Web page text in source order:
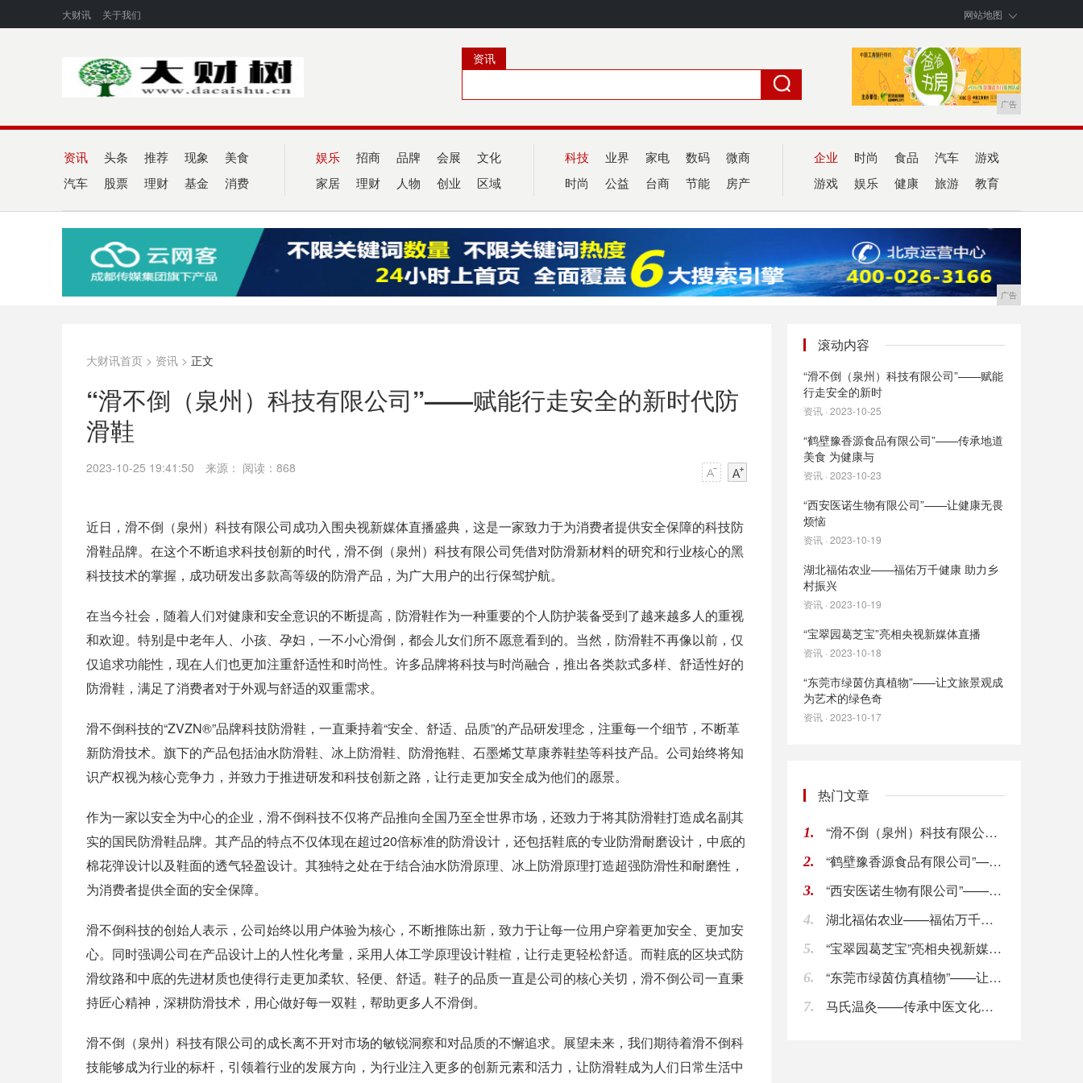
大财讯 关于我们 网站地图
资讯
广告
资讯 头条 推荐 现象 美食
汽车 股票 理财 基金 消费
娱乐 招商 品牌 会展 文化
家居 理财 人物 创业 区域
科技 业界 家电 数码 微商
时尚 公益 台商 节能 房产
企业 时尚 食品 汽车 游戏
游戏 娱乐 健康 旅游 教育
广告
大财讯首页 > 资讯 > 正文
“滑不倒（泉州）科技有限公司”——赋能行走安全的新时代防
滑鞋
2023-10-25 19:41:50 来源： 阅读：868
近日，滑不倒（泉州）科技有限公司成功入围央视新媒体直播盛典，这是一家致力于为消费者提供安全保障的科技防
滑鞋品牌。在这个不断追求科技创新的时代，滑不倒（泉州）科技有限公司凭借对防滑新材料的研究和行业核心的黑
科技技术的掌握，成功研发出多款高等级的防滑产品，为广大用户的出行保驾护航。
在当今社会，随着人们对健康和安全意识的不断提高，防滑鞋作为一种重要的个人防护装备受到了越来越多人的重视
和欢迎。特别是中老年人、小孩、孕妇，一不小心滑倒，都会儿女们所不愿意看到的。当然，防滑鞋不再像以前，仅
仅追求功能性，现在人们也更加注重舒适性和时尚性。许多品牌将科技与时尚融合，推出各类款式多样、舒适性好的
防滑鞋，满足了消费者对于外观与舒适的双重需求。
滑不倒科技的“ZVZN®”品牌科技防滑鞋，一直秉持着“安全、舒适、品质”的产品研发理念，注重每一个细节，不断革
新防滑技术。旗下的产品包括油水防滑鞋、冰上防滑鞋、防滑拖鞋、石墨烯艾草康养鞋垫等科技产品。公司始终将知
识产权视为核心竞争力，并致力于推进研发和科技创新之路，让行走更加安全成为他们的愿景。
作为一家以安全为中心的企业，滑不倒科技不仅将产品推向全国乃至全世界市场，还致力于将其防滑鞋打造成名副其
实的国民防滑鞋品牌。其产品的特点不仅体现在超过20倍标准的防滑设计，还包括鞋底的专业防滑耐磨设计，中底的
棉花弹设计以及鞋面的透气轻盈设计。其独特之处在于结合油水防滑原理、冰上防滑原理打造超强防滑性和耐磨性，
为消费者提供全面的安全保障。
滑不倒科技的创始人表示，公司始终以用户体验为核心，不断推陈出新，致力于让每一位用户穿着更加安全、更加安
心。同时强调公司在产品设计上的人性化考量，采用人体工学原理设计鞋楦，让行走更轻松舒适。而鞋底的区块式防
滑纹路和中底的先进材质也使得行走更加柔软、轻便、舒适。鞋子的品质一直是公司的核心关切，滑不倒公司一直秉
持匠心精神，深耕防滑技术，用心做好每一双鞋，帮助更多人不滑倒。
滑不倒（泉州）科技有限公司的成长离不开对市场的敏锐洞察和对品质的不懈追求。展望未来，我们期待着滑不倒科
技能够成为行业的标杆，引领着行业的发展方向，为行业注入更多的创新元素和活力，让防滑鞋成为人们日常生活中
滚动内容
“滑不倒（泉州）科技有限公司”——赋能
行走安全的新时
资讯 · 2023-10-25
“鹤壁豫香源食品有限公司”——传承地道
美食 为健康与
资讯 · 2023-10-23
“西安医诺生物有限公司”——让健康无畏
烦恼
资讯 · 2023-10-19
湖北福佑农业——福佑万千健康 助力乡
村振兴
资讯 · 2023-10-19
“宝翠园葛芝宝”亮相央视新媒体直播
资讯 · 2023-10-18
“东莞市绿茵仿真植物”——让文旅景观成
为艺术的绿色奇
资讯 · 2023-10-17
热门文章
1. “滑不倒（泉州）科技有限公司”——赋能行走安全
2. “鹤壁豫香源食品有限公司”——传承地道美食 为
3. “西安医诺生物有限公司”——让健康无畏烦恼
4. 湖北福佑农业——福佑万千健康 助力乡村振兴
5. “宝翠园葛芝宝”亮相央视新媒体直播
6. “东莞市绿茵仿真植物”——让文旅景观成为艺术的
7. 马氏温灸——传承中医文化，普惠苍生